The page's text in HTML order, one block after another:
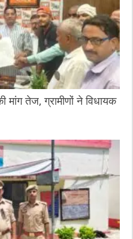
मांग तेज, ग्रामीणों ने विधायक